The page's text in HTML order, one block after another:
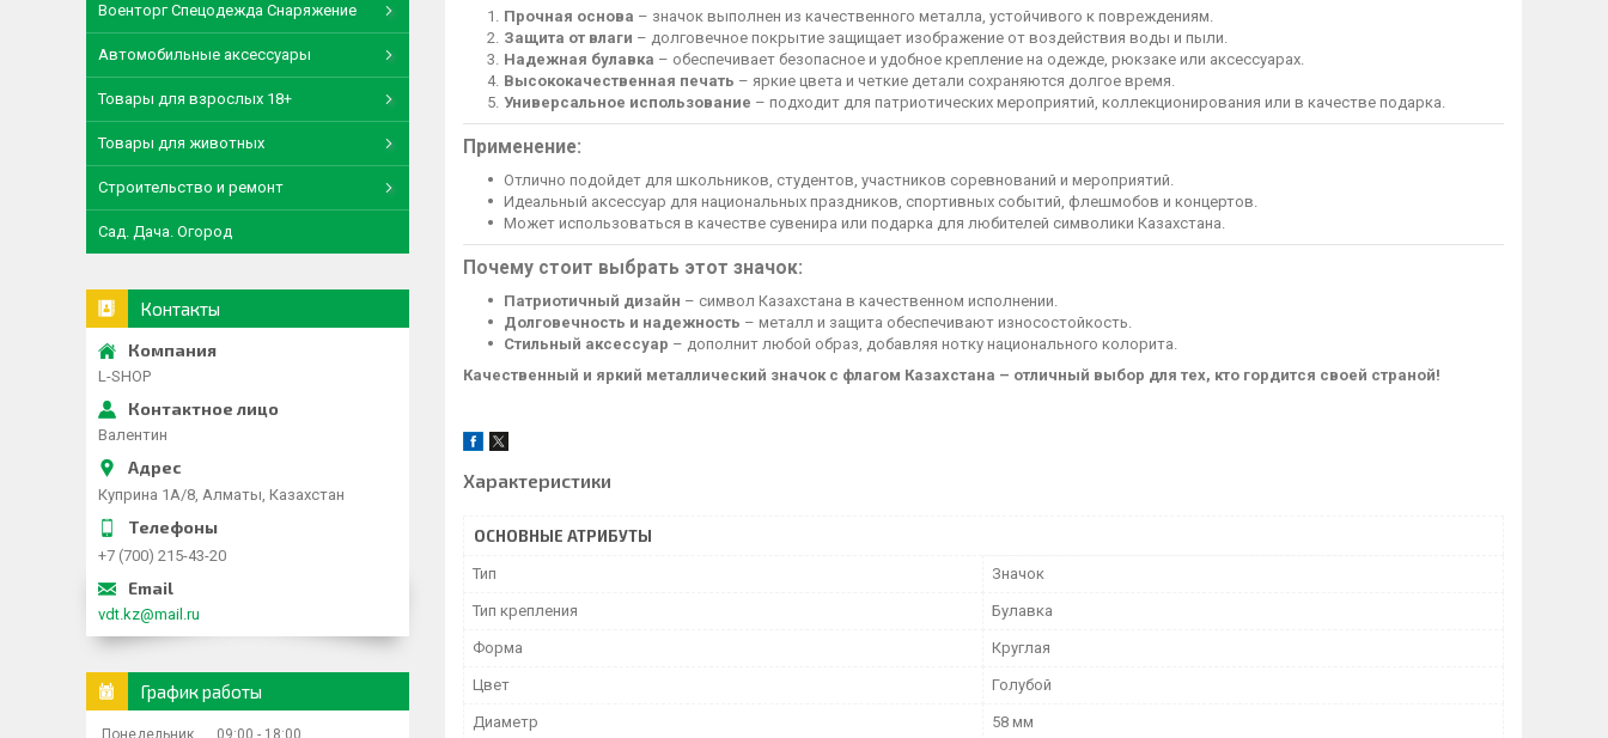
Прочная основа – значок выполнен из качественного металла, устойчивого к повреждениям.
Защита от влаги – долговечное покрытие защищает изображение от воздействия воды и пыли.
Надежная булавка – обеспечивает безопасное и удобное крепление на одежде, рюкзаке или аксессуарах.
Высококачественная печать – яркие цвета и четкие детали сохраняются долгое время.
Универсальное использование – подходит для патриотических мероприятий, коллекционирования или в качестве подарка.
Применение:
Отлично подойдет для школьников, студентов, участников соревнований и мероприятий.
Идеальный аксессуар для национальных праздников, спортивных событий, флешмобов и концертов.
Может использоваться в качестве сувенира или подарка для любителей символики Казахстана.
Почему стоит выбрать этот значок:
Патриотичный дизайн – символ Казахстана в качественном исполнении.
Долговечность и надежность – металл и защита обеспечивают износостойкость.
Стильный аксессуар – дополнит любой образ, добавляя нотку национального колорита.
Качественный и яркий металлический значок с флагом Казахстана – отличный выбор для тех, кто гордится своей страной!
Характеристики
ОСНОВНЫЕ АТРИБУТЫ
Тип Значок
Тип крепления Булавка
Форма Круглая
Цвет Голубой
Диаметр 58 мм
Военторг Спецодежда Снаряжение
Автомобильные аксессуары
Товары для взрослых 18+
Товары для животных
Строительство и ремонт
Сад. Дача. Огород
Контакты
L-SHOP
Валентин
Куприна 1A/8, Алматы, Казахстан
+7 (700) 215-43-20
vdt.kz@mail.ru
График работы
Понедельник 09:00
18:00